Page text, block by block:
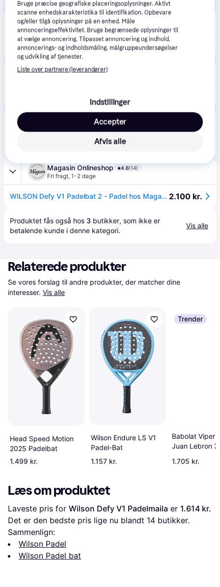
Sportega
Fri fragt ,6 dage
Wilson Defy V1 Padel Padel-bat 1.736 kr.
avXperten 4.8(428)
Eller 3 betalinger af 606 kr.
Ketcherspecialisten 4.4
2-4 dage
Magasin Onlineshop 4.6(14)
Fri fragt, 1-2 dage
WILSON Defy V1 Padelbat 2 - Padel hos Magasin. 2.100 kr.
Produktet fås også hos 3 butikker, som ikke er
betalende kunde i denne kategori.
Vis alle
Relaterede produkter
Se vores forslag til andre produkter, der matcher dine
interesser. Vis alle
Head Speed Motion
2025 Padelbat
1.499 kr.
Wilson Endure LS V1
Padel-Bat
1.157 kr.
Trender
Babolat Viper
Juan Lebron
1.705 kr.
Læs om produktet
Laveste pris for Wilson Defy V1 Padelmaila er 1.614 kr.
Det er den bedste pris lige nu blandt 14 butikker.
Sammenlign:
Wilson Padel
Wilson Padel bat
Bruge præcise geografiske placeringsoplysninger. Aktivt
scanne enhedskarakteristika til identifikation. Opbevare
og/eller tilgå oplysninger på en enhed. Måle
annonceringseffektivitet. Bruge begrænsede oplysninger til
at vælge annoncering. Tilpasset annoncering og indhold,
annoncerings- og indholdsmåling, målgruppeundersøgelser
og udvikling af tjenester.
Liste over partnere (leverandører)
Indstillinger
Afvis alle
Accepter